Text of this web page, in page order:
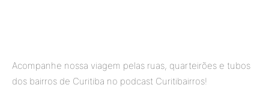
Acompanhe nossa viagem pelas ruas, quarteirões e tubos
dos bairros de Curitiba no podcast Curitibairros!